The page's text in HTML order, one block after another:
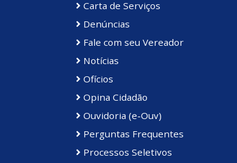
Carta de Serviços
Denúncias
Fale com seu Vereador
Notícias
Ofícios
Opina Cidadão
Ouvidoria (e-Ouv)
Perguntas Frequentes
Processos Seletivos